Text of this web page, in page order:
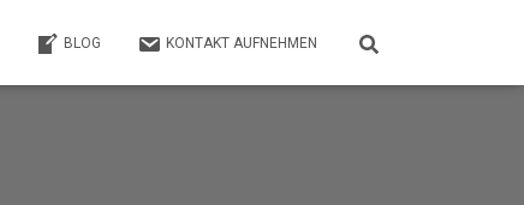
BLOG KONTAKT AUFNEHMEN